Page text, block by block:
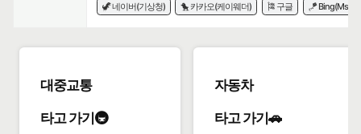
🦖 네이버(기상청) 🐤 카카오(케이웨더) 🎏 구글 🪁 Bing(Msn)
대중교통
타고 가기🚇
자동차
타고 가기🚗